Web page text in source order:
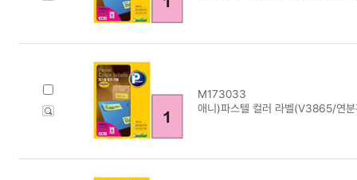
M173033
애니)파스텔 컬러 라벨(V3865/연